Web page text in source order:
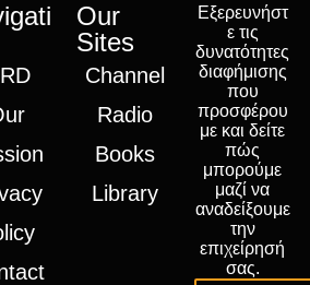
Our
Sites
Channel
Radio
Books
Library
Εξερευνήστ
ε τις
δυνατότητες
διαφήμισης
που
προσφέρου
με και δείτε
πώς
μπορούμε
μαζί να
αναδείξουμε
την
επιχείρησή
σας.